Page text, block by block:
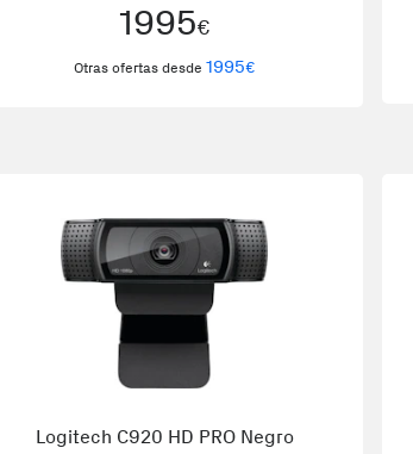
1995€
Otras ofertas desde 1995€
Logitech C920 HD PRO Negro